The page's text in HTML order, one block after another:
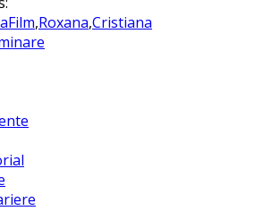
,Roxana,Cristiana